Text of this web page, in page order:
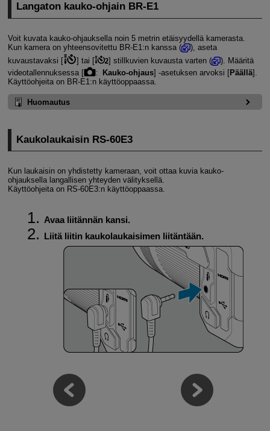
Langaton kauko-ohjain BR-E1
Voit kuvata kauko-ohjauksella noin 5 metrin etäisyydellä kamerasta.
Kun kamera on yhteensovitettu BR-E1 :n kanssa (
), aseta
kuvaustavaksi [
] tai [ ] stillkuvien kuvausta varten (
). Määritä
videotallennuksessa [
: Kauko-ohjaus] ‑asetuksen arvoksi [Päällä].
Käyttöohjeita on BR-E1:n käyttöoppaassa.
Huomautus
Kaukolaukaisin RS-60E3
Kun laukaisin on yhdistetty kameraan, voit ottaa kuvia kauko-
ohjauksella langallisen yhteyden välityksellä.
Käyttöohjeita on RS-60E3:n käyttöoppaassa.
Avaa liitännän kansi.
Liitä liitin kaukolaukaisimen liitäntään.